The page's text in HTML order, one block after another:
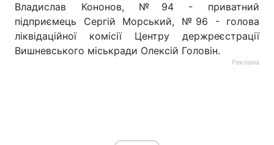
Владислав Кононов, №94 - приватний
підприємець Сергій Морський, №96 - голова
ліквідаційної комісії Центру держреєстрації
Вишневського міськради Олексій Головін.
Реклама